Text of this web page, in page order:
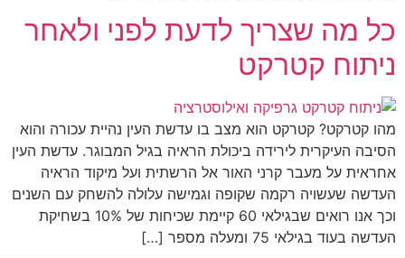
כל מה שצריך לדעת לפני ולאחר
ניתוח קטרקט
מהו קטרקט? קטרקט הוא מצב בו עדשת העין נהיית עכורה והוא
הסיבה העיקרית לירידה ביכולת הראיה בגיל המבוגר. עדשת העין
אחראית על מעבר קרני האור אל הרשתית ועל מיקוד הראיה
העדשה שעשויה רקמה שקופה וגמישה עלולה להשחק עם השנים
וכך אנו רואים שבגילאי 60 קיימת שכיחות של 10% בשחיקת
העדשה בעוד בגילאי 75 ומעלה מספר […]